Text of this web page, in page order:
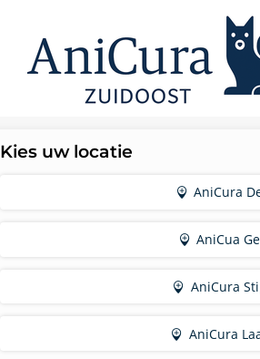
Kies uw locatie
AniCura
AniCua
AniCura
AniCura